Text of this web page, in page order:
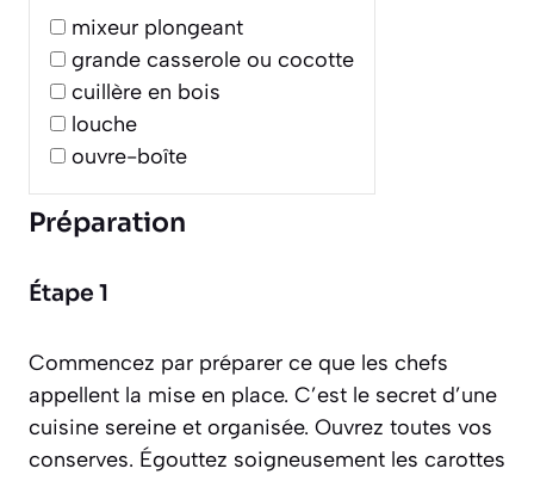
mixeur plongeant
grande casserole ou cocotte
cuillère en bois
louche
ouvre-boîte
Préparation
Étape 1
Commencez par préparer ce que les chefs
appellent la mise en place. C’est le secret d’une
cuisine sereine et organisée. Ouvrez toutes vos
conserves. Égouttez soigneusement les carottes